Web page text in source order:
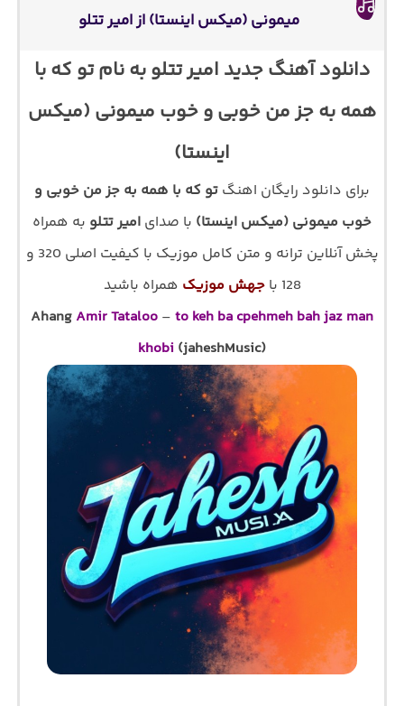
میمونی (میکس اینستا) از امیر تتلو
دانلود آهنگ جدید امیر تتلو به نام تو که با
همه به جز من خوبی و خوب میمونی (میکس
اینستا)
برای دانلود رایگان اهنگ تو که با همه به جز من خوبی و
خوب میمونی (میکس اینستا) با صدای امیر تتلو به همراه
پخش آنلاین ترانه و متن کامل موزیک با کیفیت اصلی 320 و
128 با
جهش موزیک همراه باشید
Ahang Amir Tataloo – to keh ba cpehmeh bah jaz man
khobi (jaheshMusic)